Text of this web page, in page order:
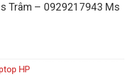
Trâm – 0929217943 Ms
HP